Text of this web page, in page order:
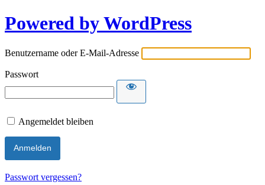
Powered by WordPress
Benutzername oder E-Mail-Adresse
Passwort
Angemeldet bleiben
Passwort vergessen?